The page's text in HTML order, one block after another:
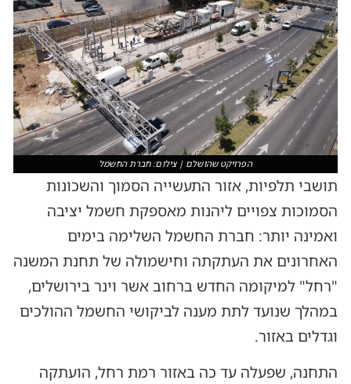
הפרויקט שהושלם | צילום: חברת החשמל
תושבי תלפיות, אזור התעשייה הסמוך והשכונות
הסמוכות צפויים ליהנות מאספקת חשמל יציבה
ואמינה יותר: חברת החשמל השלימה בימים
האחרונים את העתקתה וחישמולה של תחנת המשנה
"רחל" למיקומה החדש ברחוב אשר וינר בירושלים,
במהלך שנועד לתת מענה לביקושי החשמל ההולכים
וגדלים באזור.
התחנה, שפעלה עד כה באזור רמת רחל, הועתקה